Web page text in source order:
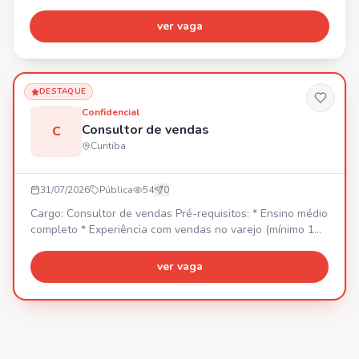
SALADEIRA - ANALISTA ADM (RH/FINANCEIRO)
Interessados, enviar currículo para o WhatsApp.
ver vaga
DESTAQUE
C
Confidencial
Consultor de vendas
Curitiba
31/07/2026 Pública 54 0
Cargo: Consultor de vendas Pré-requisitos: * Ensino médio
completo * Experiência com vendas no varejo (mínimo 1
facilidade para lidar com público * Proatividade e vontade
de aprender * Organização e responsabilidade * Interesse
ver vaga